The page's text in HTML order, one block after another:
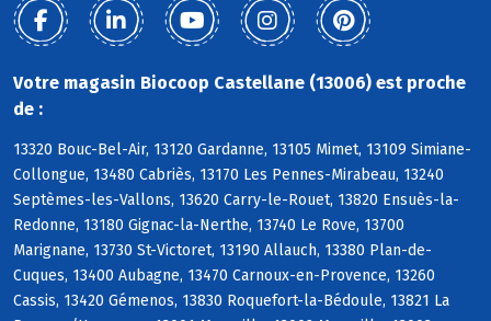
Votre magasin Biocoop Castellane (13006) est proche
de :
13320 Bouc-Bel-Air, 13120 Gardanne, 13105 Mimet, 13109 Simiane-
Collongue, 13480 Cabriès, 13170 Les Pennes-Mirabeau, 13240
Septèmes-les-Vallons, 13620 Carry-le-Rouet, 13820 Ensuès-la-
Redonne, 13180 Gignac-la-Nerthe, 13740 Le Rove, 13700
Marignane, 13730 St-Victoret, 13190 Allauch, 13380 Plan-de-
Cuques, 13400 Aubagne, 13470 Carnoux-en-Provence, 13260
Cassis, 13420 Gémenos, 13830 Roquefort-la-Bédoule, 13821 La